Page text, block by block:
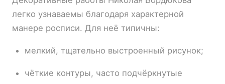
легко узнаваемы благодаря характерной
манере росписи. Для неё типичны:
мелкий, тщательно выстроенный рисунок;
чёткие контуры, часто подчёркнутые